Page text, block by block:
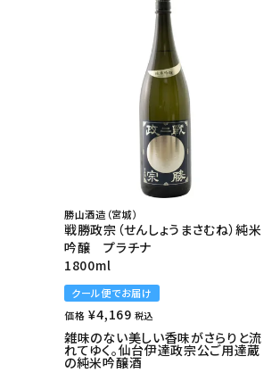
勝山酒造（宮城）
戦勝政宗（せんしょうまさむね）純米
吟醸 プラチナ
1800ml
クール便でお届け
価格 ¥4,169 税込
雑味のない美しい香味がさらりと流
れてゆく。仙台伊達政宗公ご用達蔵
の純米吟醸酒